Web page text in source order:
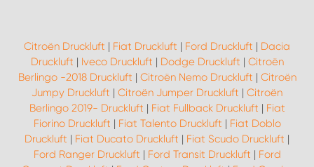
Citroën Druckluft | Fiat Druckluft | Ford Druckluft | Dacia
Druckluft | Iveco Druckluft | Dodge Druckluft | Citroën
Berlingo -2018 Druckluft | Citroën Nemo Druckluft | Citroën
Jumpy Druckluft | Citroën Jumper Druckluft | Citroën
Berlingo 2019- Druckluft | Fiat Fullback Druckluft | Fiat
Fiorino Druckluft | Fiat Talento Druckluft | Fiat Doblo
Druckluft | Fiat Ducato Druckluft | Fiat Scudo Druckluft |
Ford Ranger Druckluft | Ford Transit Druckluft | Ford